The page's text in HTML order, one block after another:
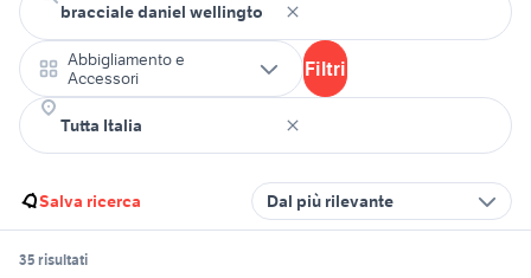
Abbigliamento e
Accessori
Filtri
Salva ricerca Dal più rilevante
35 risultati